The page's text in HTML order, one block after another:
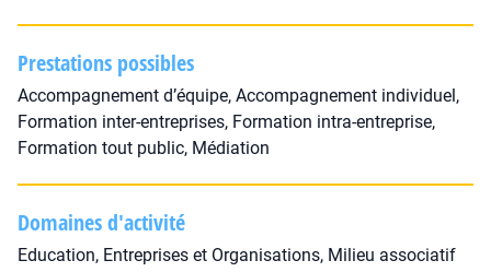
Prestations possibles
Accompagnement d’équipe, Accompagnement individuel,
Formation inter-entreprises, Formation intra-entreprise,
Formation tout public, Médiation
Domaines d'activité
Education, Entreprises et Organisations, Milieu associatif